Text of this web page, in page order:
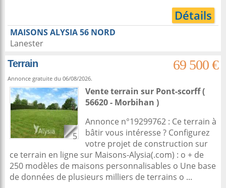
Détails
MAISONS ALYSIA 56 NORD
Lanester
Terrain
69 500 €
Annonce gratuite du 06/08/2026.
5
Vente terrain sur Pont-scorff(
56620 - Morbihan )
Annonce n°19299762 : Ce terrain à
bâtir vous intéresse ? Configurez
votre projet de construction sur
ce terrain en ligne sur Maisons-Alysia(.com) : o + de
250 modèles de maisons personnalisables o Une base
de données de plusieurs milliers de terrains o ...